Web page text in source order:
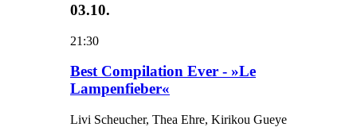
03.10.
21:30
Best Compilation Ever - »Le
Lampenfieber«
Livi Scheucher, Thea Ehre, Kirikou Gueye